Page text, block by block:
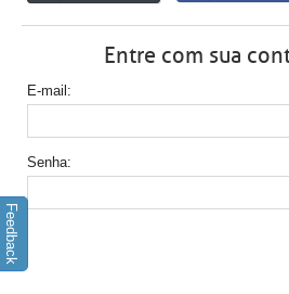
Entre com sua
E-mail
Senha
Feedback